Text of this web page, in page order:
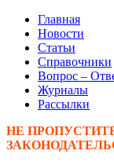
Главная
Новости
Статьи
Справочники
Вопрос –
Журналы
Рассылки
НЕ